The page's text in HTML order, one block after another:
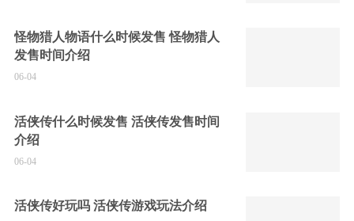
怪物猎人物语什么时候发售 怪物猎人
发售时间介绍
06-04
活侠传什么时候发售 活侠传发售时间
介绍
06-04
活侠传好玩吗 活侠传游戏玩法介绍